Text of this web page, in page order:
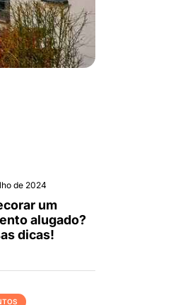
de 2024
um
alugado?
dicas!